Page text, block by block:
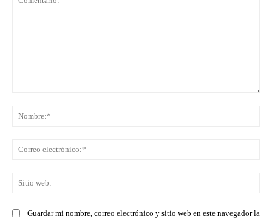
Guardar mi nombre, correo electrónico y sitio web en este navegador la